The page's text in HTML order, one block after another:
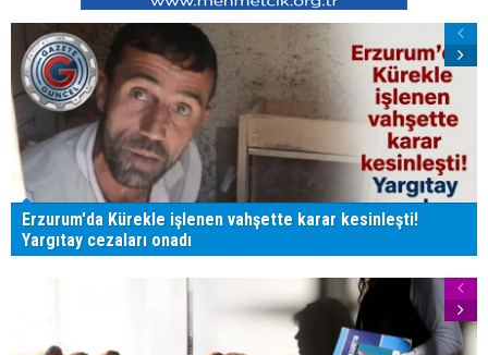
Erzurum'da Kürekle işlenen vahşette karar kesinleşti!
Yargıtay cezaları onadı